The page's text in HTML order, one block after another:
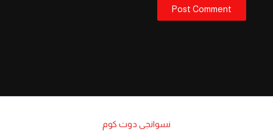
نسوانجى دوت كوم